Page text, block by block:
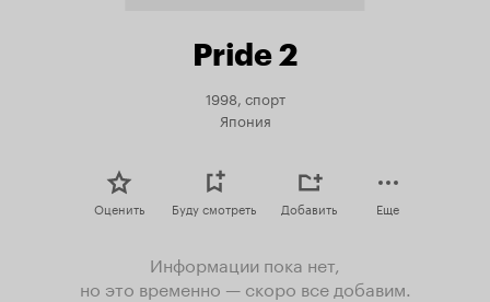
Pride 2
1998, спорт
Япония
Оценить Буду смотреть Добавить Еще
Информации пока нет,
но это временно — скоро все добавим.